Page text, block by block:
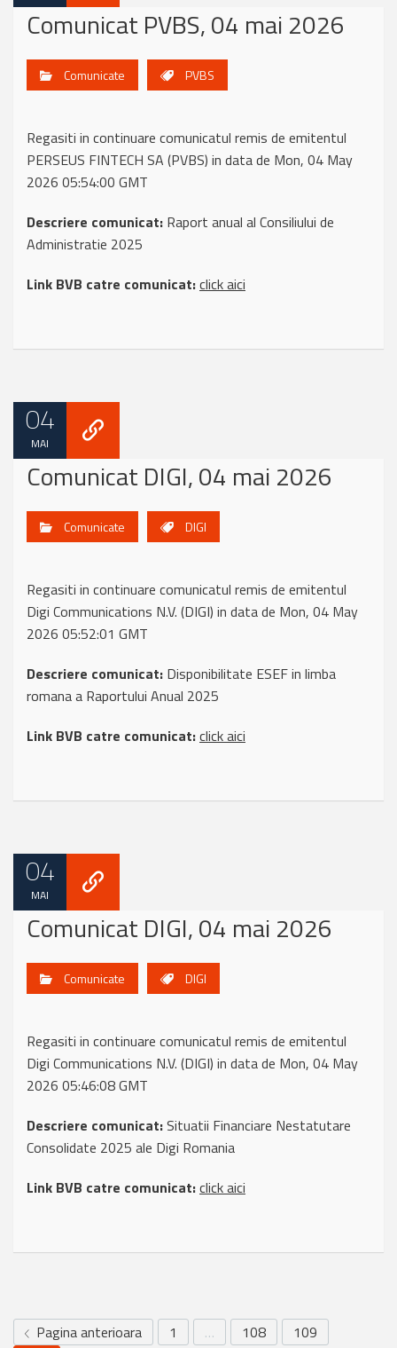
Comunicat PVBS, 04 mai 2026
Comunicate PVBS
Regasiti in continuare comunicatul remis de emitentul
PERSEUS FINTECH SA (PVBS) in data de Mon, 04 May
2026 05:54:00 GMT
Descriere comunicat: Raport anual al Consiliului de
Administratie 2025
Link BVB catre comunicat:click aici
04
MAI
Comunicat DIGI, 04 mai 2026
Comunicate DIGI
Regasiti in continuare comunicatul remis de emitentul
Digi Communications N.V. (DIGI) in data de Mon, 04 May
2026 05:52:01 GMT
Descriere comunicat: Disponibilitate ESEF in limba
romana a Raportului Anual 2025
Link BVB catre comunicat:click aici
04
MAI
Comunicat DIGI, 04 mai 2026
Comunicate DIGI
Regasiti in continuare comunicatul remis de emitentul
Digi Communications N.V. (DIGI) in data de Mon, 04 May
2026 05:46:08 GMT
Descriere comunicat:Situatii Financiare Nestatutare
Consolidate 2025 ale Digi Romania
Link BVB catre comunicat:click aici
Pagina anterioara 1 … 108 109